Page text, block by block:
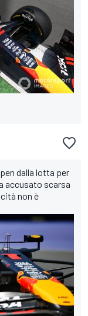
dalla lotta per
accusato scarsa
non è